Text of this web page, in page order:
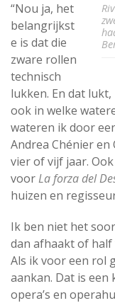
“Nou ja, het
belangrijkst
e is dat die
zware rollen
technisch
lukken. En dat
ook in welke
wateren ik door
Andrea Chénier
vier of vijf jaar.
voorLa forza del
huizen en
Ik ben niet het
dan afhaakt of
Als ik voor een rol
aankan. Dat is
opera’s en